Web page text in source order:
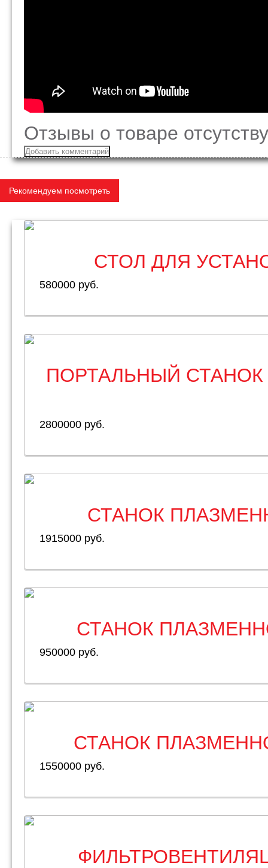
Отзывы о товаре
Добавить комментарий
Рекомендуем посмотреть
СТОЛ ДЛЯ
580000 руб.
ПОРТАЛЬНЫЙ
2800000 руб.
СТАНОК
1915000 руб.
СТАНОК
950000 руб.
СТАНОК
1550000 руб.